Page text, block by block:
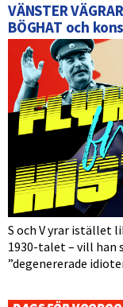
VÄNSTER
BÖGHAT och
S och V yrar istället
1930-talet – vill han
”degenererade